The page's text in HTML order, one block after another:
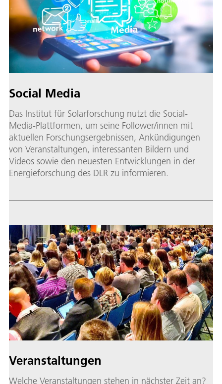
Social Media
Das Institut für Solarforschung nutzt die Social-
Media-Plattformen, um seine Follower/innen mit
aktuellen Forschungsergebnissen, Ankündigungen
von Veranstaltungen, interessanten Bildern und
Videos sowie den neuesten Entwicklungen in der
Energieforschung des DLR zu informieren.
Veranstaltungen
Welche Veranstaltungen stehen in nächster Zeit an?